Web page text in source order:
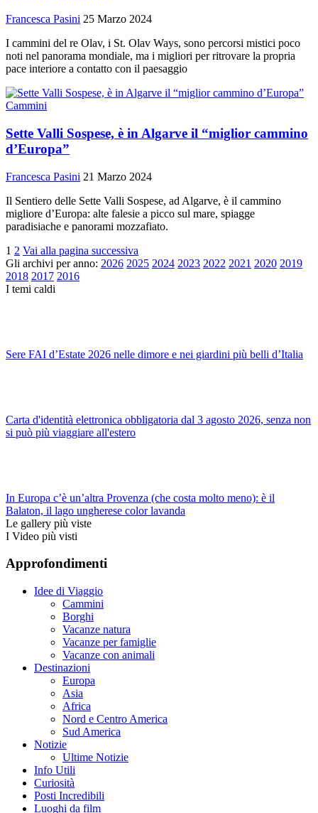
Francesca Pasini 25 Marzo 2024
I cammini del re Olav, i St. Olav Ways, sono percorsi mistici poco
noti nel panorama mondiale, ma i migliori per ritrovare la propria
pace interiore a contatto con il paesaggio
Cammini
Sette Valli Sospese, è in Algarve il “miglior cammino
d’Europa”
Francesca Pasini 21 Marzo 2024
Il Sentiero delle Sette Valli Sospese, ad Algarve, è il cammino
migliore d’Europa: alte falesie a picco sul mare, spiagge
paradisiache e panorami mozzafiato.
1 2 Vai alla pagina successiva
Gli archivi per anno: 2026 2025 2024 2023 2022 2021 2020 2019
2018 2017 2016
I temi caldi
Sere FAI d’Estate 2026 nelle dimore e nei giardini più belli d’Italia
Carta d'identità elettronica obbligatoria dal 3 agosto 2026, senza non
si può più viaggiare all'estero
In Europa c’è un’altra Provenza (che costa molto meno): è il
Balaton, il lago ungherese color lavanda
Le gallery più viste
I Video più visti
Approfondimenti
Idee di Viaggio
Cammini
Borghi
Vacanze natura
Vacanze per famiglie
Vacanze con animali
Destinazioni
Europa
Asia
Africa
Nord e Centro America
Sud America
Notizie
Ultime Notizie
Info Utili
Curiosità
Posti Incredibili
Luoghi da film